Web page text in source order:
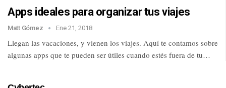
Apps ideales para organizar tus viajes
Matt Gómez Ene 21, 2018
Llegan las vacaciones, y vienen los viajes. Aquí te contamos sobre
algunas apps que te pueden ser útiles cuando estés fuera de tu…